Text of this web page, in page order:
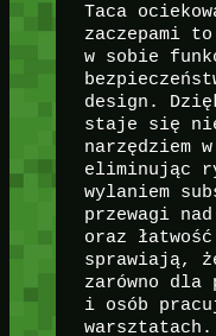
Taca
zaczepami
w sobie
design.
staje się
narzędziem
eliminując
wylaniem
przewagi
oraz
sprawiają,
zarówno
i osób
warsztatach.